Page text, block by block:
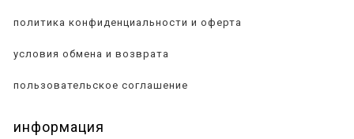
политика конфиденциальности и оферта
условия обмена и возврата
пользовательское соглашение
информация